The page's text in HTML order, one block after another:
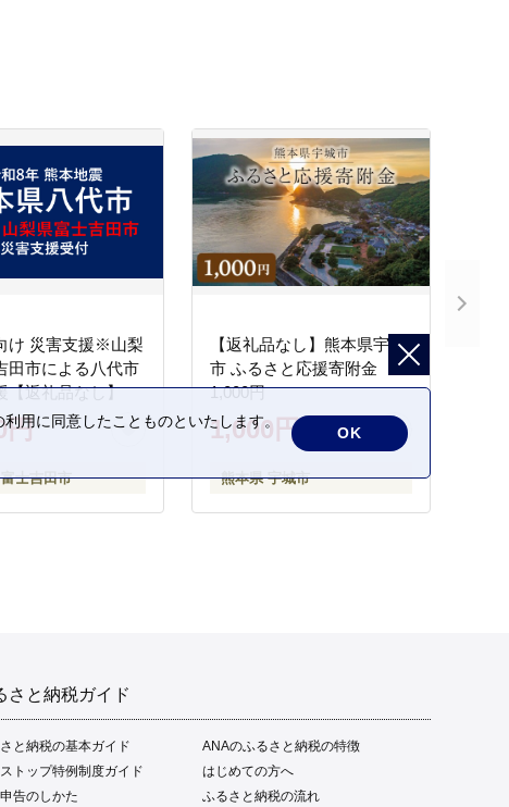
け 災害支援※山梨
田市による八代市
【返礼品なし】
円
士吉田市
【返礼品なし】熊本県宇城
市 ふるさと応援寄附金
1,000円
1,000円
熊本県 宇城市
さと納税ガイド
と納税の基本ガイド
ANAのふるさと納税の特徴
トップ特例制度ガイド
はじめての方へ
告のしかた
ふるさと納税の流れ
用に同意したことものといたします。
OK